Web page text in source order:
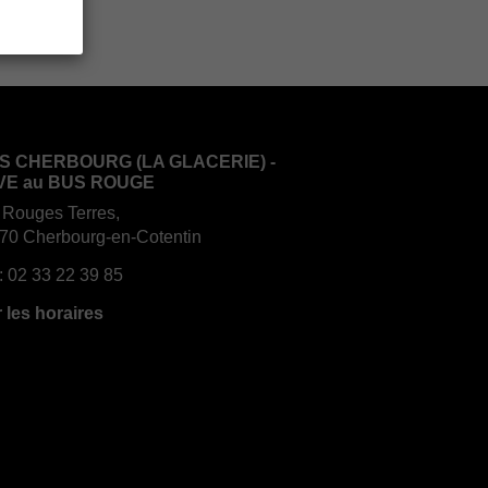
CHERBOURG (LA GLACERIE) -
au BUS ROUGE
Terres,
Cherbourg-en-Cotentin
02 33 22 39 85
les horaires